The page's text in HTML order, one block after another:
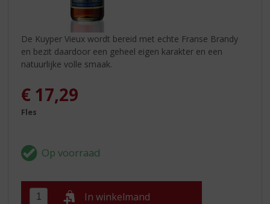
De Kuyper Vieux wordt bereid met echte Franse Brandy
en bezit daardoor een geheel eigen karakter en een
natuurlijke volle smaak.
€ 17,29
Fles
In winkelmand